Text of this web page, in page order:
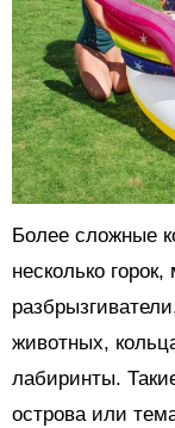
Более сложные
несколько
животных,
лабиринты.
острова или